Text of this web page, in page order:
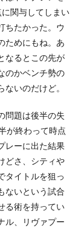
関与してしまい
ちたかった。ウ
ためにもね。あ
なるとこの先が
のかベンチ勢の
いのだけど。
問題は後半の失
が終わって時点
レーに出た結果
どさ、シティや
タイトルを狙っ
ないという試合
る術を持ってい
ル、リヴァプー